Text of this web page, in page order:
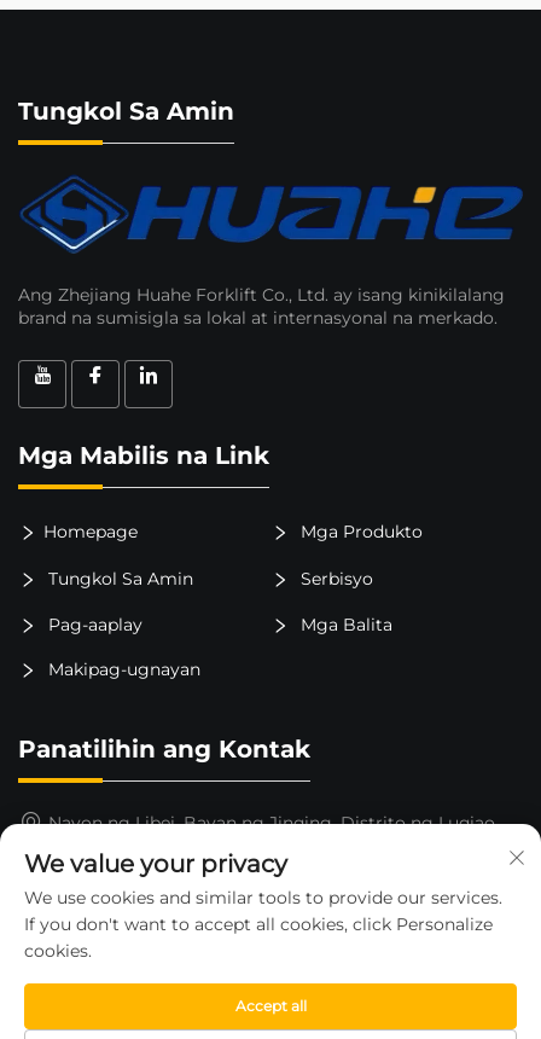
Tungkol Sa Amin
Ang Zhejiang Huahe Forklift Co., Ltd. ay isang kinikilalang
brand na sumisigla sa lokal at internasyonal na merkado.
Mga Mabilis na Link
Homepage Mga Produkto
Tungkol Sa Amin Serbisyo
Pag-aaplay Mga Balita
Makipag-ugnayan
Panatilihin ang Kontak
Nayon ng Libei, Bayan ng Jinqing, Distrito ng Luqiao,
15325652000
[email protected]
We value your privacy
We use cookies and similar tools to provide our services.
If you don't want to accept all cookies, click Personalize
cookies.
Accept all